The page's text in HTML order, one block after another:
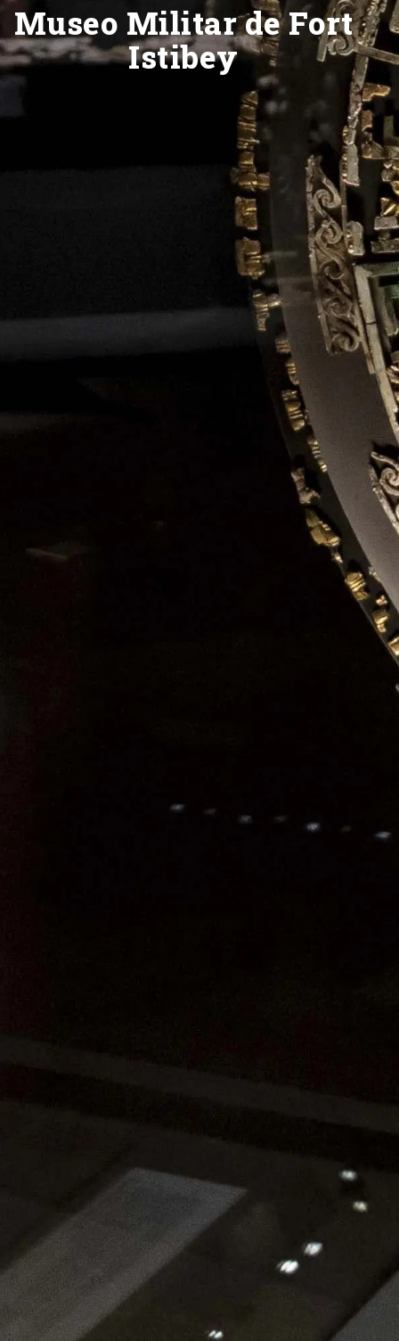
Museo Militar de Fort
Istibey